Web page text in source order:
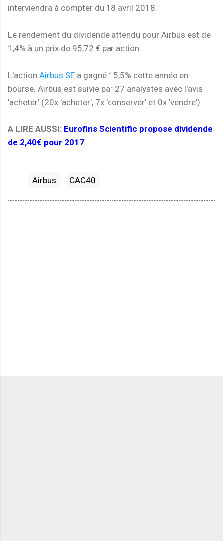
interviendra à compter du 18 avril 2018.
Le rendement du dividende attendu pour Airbus est de
1,4% à un prix de 95,72 € par action.
L'action Airbus SE a gagné 15,5% cette année en
bourse. Airbus est suivie par 27 analystes avec l'avis
'acheter' (20x 'acheter', 7x 'conserver' et 0x 'vendre').
A LIRE AUSSI: Eurofins Scientific propose dividende
de 2,40€ pour 2017
Airbus CAC40